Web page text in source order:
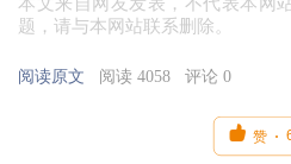
题，请与本网站联系删除。
阅读原文 阅读 4058 评论 0
 赞